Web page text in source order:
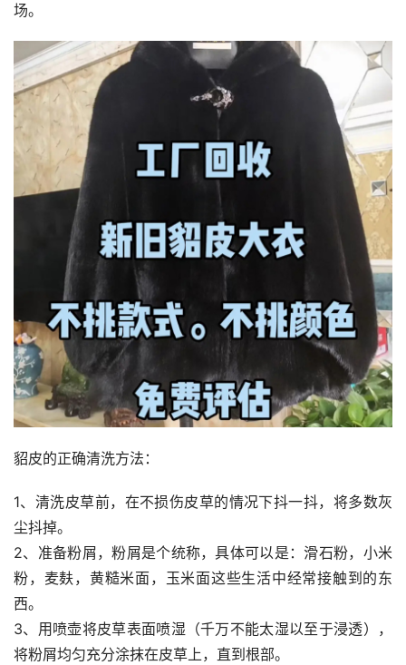
场。
貂皮的正确清洗方法：
1、清洗皮草前，在不损伤皮草的情况下抖一抖，将多数灰
尘抖掉。
2、准备粉屑，粉屑是个统称，具体可以是：滑石粉，小米
粉，麦麸，黄糙米面，玉米面这些生活中经常接触到的东
西。
3、用喷壶将皮草表面喷湿（千万不能太湿以至于浸透），
将粉屑均匀充分涂抹在皮草上，直到根部。